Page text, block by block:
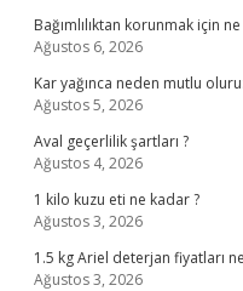
Bağımlılıktan korunmak için
Ağustos 6, 2026
Kar yağınca neden mutlu
Ağustos 5, 2026
Aval geçerlilik şartları ?
Ağustos 4, 2026
1 kilo kuzu eti ne kadar ?
Ağustos 3, 2026
1.5 kg Ariel deterjan fiyatları
Ağustos 3, 2026